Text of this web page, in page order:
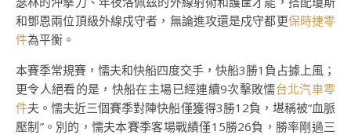
和鄧恩兩位頂級外線戍守者，無論進攻還是戍守都更保時捷零
件為平衡。
本賽季常規賽，懦夫和快船四度交手，快船3勝1負占據上風；
更令人絕看的是，快船在主場已經連續9次擊敗懦台北汽車零
件夫。懦夫近三個賽季對陣快船僅獲得3勝12負，堪稱被“血脈
壓制”。別的，懦夫本賽季客場戰績僅15勝26負，勝率剛過三